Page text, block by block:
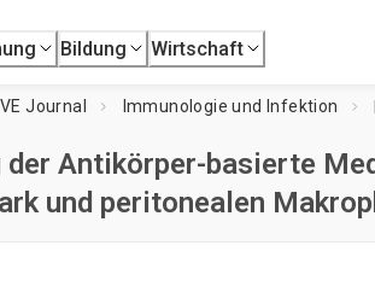
Bildung Wirtschaft
Journal Immunologie und Infektion
der Antikörper-basierte
und peritonealen